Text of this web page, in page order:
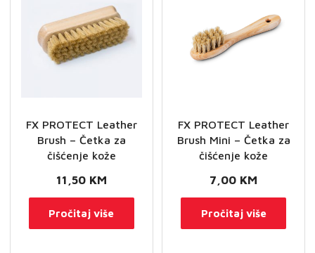
FX PROTECT Leather
Brush – Četka za
čišćenje kože
11,50 KM
Pročitaj više
FX PROTECT Leather
Brush Mini – Četka za
čišćenje kože
7,00 KM
Pročitaj više